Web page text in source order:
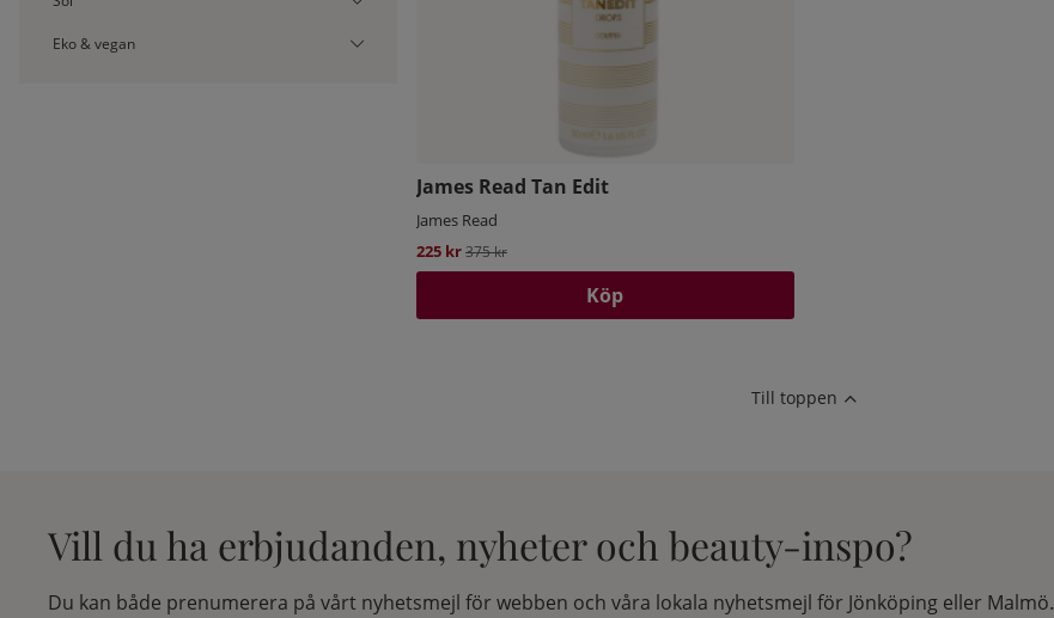
Eko & vegan
James Read Tan Edit
James Read
225 krOrdinarie pris:
375 kr
Köp
Till toppen
Vill du ha erbjudanden, nyheter och beauty-inspo?
Du kan både prenumerera på vårt nyhetsmejl för webben och våra lokala nyhetsmejl för Jönköping eller Malmö.